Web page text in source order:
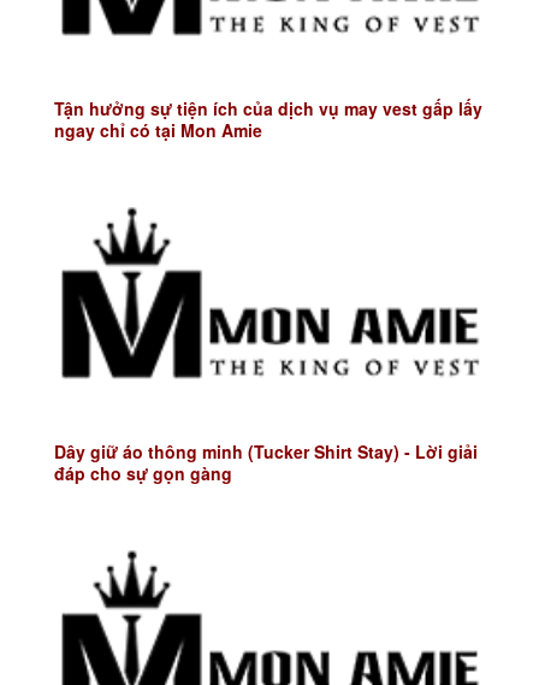
Tận hưởng sự tiện ích của dịch vụ may vest gấp lấy
ngay chỉ có tại Mon Amie
Dây giữ áo thông minh (Tucker Shirt Stay) - Lời giải
đáp cho sự gọn gàng